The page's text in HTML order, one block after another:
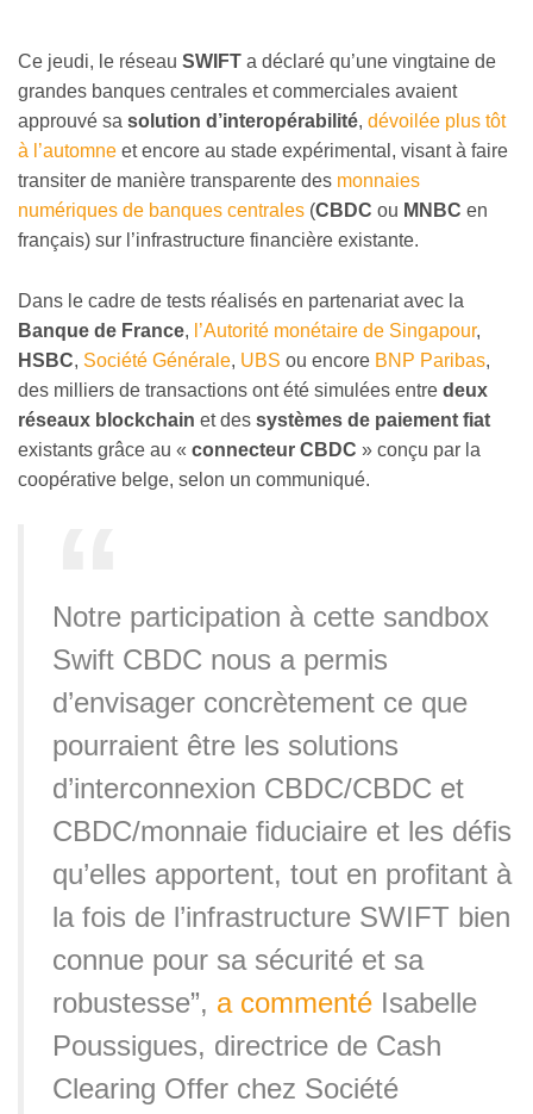
Ce jeudi, le réseau SWIFT a déclaré qu’une vingtaine de
grandes banques centrales et commerciales avaient
approuvé sa solution d’interopérabilité, dévoilée plus tôt
à l’automne et encore au stade expérimental, visant à faire
transiter de manière transparente des monnaies
numériques de banques centrales (CBDC ou MNBC en
français) sur l’infrastructure financière existante.
Dans le cadre de tests réalisés en partenariat avec la
Banque de France, l’Autorité monétaire de Singapour,
HSBC, Société Générale, UBS ou encore BNP Paribas,
des milliers de transactions ont été simulées entre deux
réseaux blockchain et des systèmes de paiement fiat
existants grâce au « connecteur CBDC » conçu par la
coopérative belge, selon un communiqué.
Notre participation à cette sandbox
Swift CBDC nous a permis
d’envisager concrètement ce que
pourraient être les solutions
d’interconnexion CBDC/CBDC et
CBDC/monnaie fiduciaire et les défis
qu’elles apportent, tout en profitant à
la fois de l’infrastructure SWIFT bien
connue pour sa sécurité et sa
robustesse”, a commenté Isabelle
Poussigues, directrice de Cash
Clearing Offer chez Société